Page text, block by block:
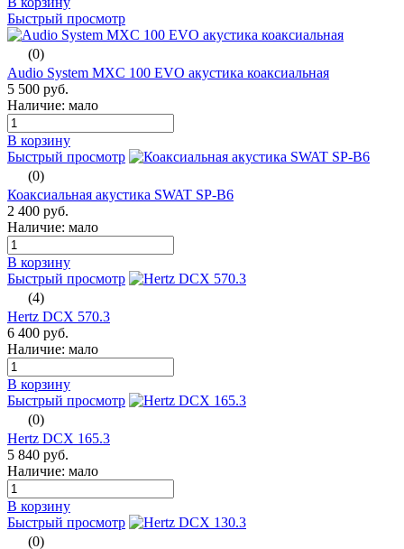
Быстрый просмотр
(0)
Audio System MXC 100 EVO акустика коаксиальная
5 500 руб.
Наличие: мало
В корзину
Быстрый просмотр
(0)
Коаксиальная акустика SWAT SP-B6
2 400 руб.
Наличие: мало
В корзину
Быстрый просмотр
(4)
Hertz DCX 570.3
6 400 руб.
Наличие: мало
В корзину
Быстрый просмотр
(0)
Hertz DCX 165.3
5 840 руб.
Наличие: мало
В корзину
Быстрый просмотр
(0)